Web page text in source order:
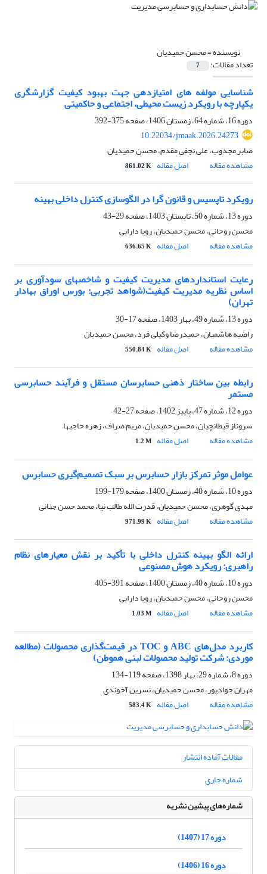
نویسنده =محسن حمیدیان
تعداد مقالات: 7
شناسایی مولفه های امتیازدهی جهت بهبود کیفیت گزارشگری
یکپارچه با رویکرد زیست محیطی، اجتماعی و حاکمیتی
دوره 16، شماره 64، زمستان 1406، صفحه
375-392
10.22034/jmaak.2026.24273
صابر مجذوب، علی نجفی مقدم، محسن حمیدیان
مشاهده مقاله
اصل مقاله 861.02 K
رویکرد تاپسیس و قانون گرا در الگوسازی کنترل داخلی بهینه
دوره 13، شماره 50، تابستان 1403، صفحه
29-43
محسن روحانی، محسن حمیدیان، رویا دارابی
مشاهده مقاله
اصل مقاله 636.65 K
رعایت استانداردهای مدیریت کیفیت و شاخصهای سودآوری بر
اساس نظریه مدیریت کیفیت(شواهد تجربی: بورس اوراق بهادار
تهران)
دوره 13، شماره 49، بهار 1403، صفحه
17-30
راضیه هاشمیان، حمیدرضا وکیلی فرد، محسن حمیدیان
مشاهده مقاله
اصل مقاله 550.84 K
رابطه بین ساختار ذهنی حسابرسان مستقل و فرآیند حسابرسی
مستمر
دوره 12، شماره 47، پاییز 1402، صفحه
27-42
سروناز قیطانچیان، محسن حمیدیان، مریم صراف، زهره حاجیها
مشاهده مقاله
اصل مقاله 1.2 M
عوامل موثر تمرکز بازار حسابرس بر سبک تصمیم‌گیری حسابرس
دوره 10، شماره 40، زمستان 1400، صفحه
179-199
مهدی گوهری، محسن حمیدیان، قدرت الله طالب نیا، محمد حسن جنانی
مشاهده مقاله
اصل مقاله 971.99 K
ارائه الگو بهینه کنترل داخلی با تأکید بر نقش معیارهای نظام
راهبری: رویکرد هوش مصنوعی
دوره 10، شماره 40، زمستان 1400، صفحه
391-405
محسن روحانی، محسن حمیدیان، رویا دارابی
مشاهده مقاله
اصل مقاله 1.03 M
کاربرد مدل‌های ABC و TOC در قیمت‌گذاری محصولات (مطالعه
موردی: شرکت تولید محصولات لبنی هموطن)
دوره 8، شماره 29، بهار 1398، صفحه
119-134
مهران جوادپور، محسن حمیدیان، نسرین آخوندی
مشاهده مقاله
اصل مقاله 583.4 K
مقالات آماده انتشار
شماره جاری
شماره‌های پیشین نشریه
دوره 17 (1407)
دوره 16 (1406)